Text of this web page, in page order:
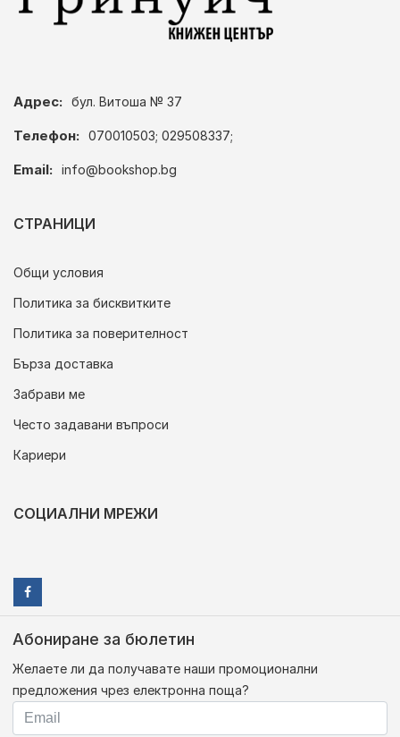
Адрес: бул. Витоша № 37
Телефон: 070010503; 029508337;
Email: info@bookshop.bg
СТРАНИЦИ
Общи условия
Политика за бисквитките
Политика за поверителност
Бърза доставка
Забрави ме
Често задавани въпроси
Кариери
СОЦИАЛНИ МРЕЖИ
Абониране за бюлетин
Желаете ли да получавате наши промоционални
предложения чрез електронна поща?